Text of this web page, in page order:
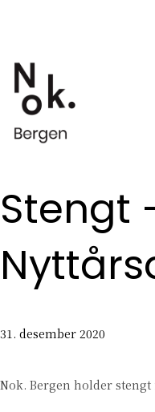
Stengt
31. desember 2020
Nok. Bergen holder stengt